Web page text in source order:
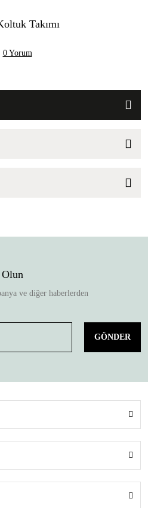
Takımı
0 Yorum
ve diğer haberlerden
GÖNDER